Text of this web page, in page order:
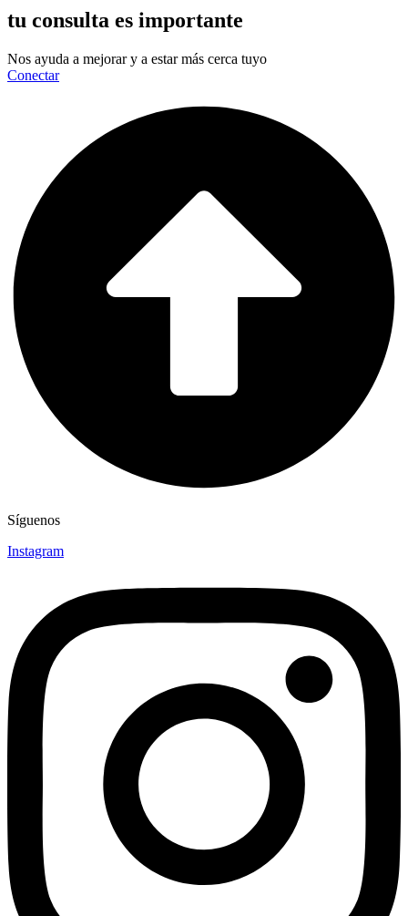
tu consulta es importante
Nos ayuda a mejorar y a estar más cerca tuyo
Conectar
Síguenos
Instagram